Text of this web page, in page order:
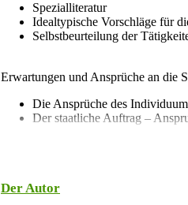
Spezialliteratur
Idealtypische Vorschläge für
Selbstbeurteilung der
Erwartungen und Ansprüche an die
Die Ansprüche des
Der staatliche Auftrag –
Die formale Stellung des
Der Autor